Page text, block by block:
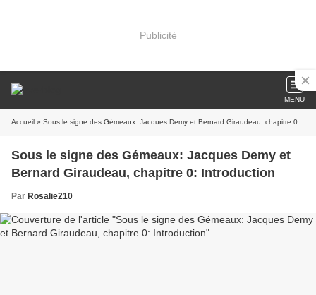
Publicité
MENU
Accueil » Sous le signe des Gémeaux: Jacques Demy et Bernard Giraudeau, chapitre 0: Introduction
Sous le signe des Gémeaux: Jacques Demy et
Bernard Giraudeau, chapitre 0: Introduction
Par Rosalie210